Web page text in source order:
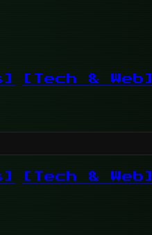
[Tech & Web]
[Tech & Web]